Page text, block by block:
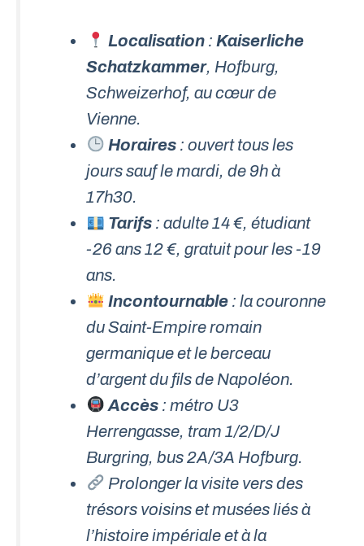
Localisation :Kaiserliche
Schatzkammer, Hofburg,
Schweizerhof, au cœur de
Vienne.
Horaires : ouvert tous les
jours sauf le mardi, de 9h à
17h30.
Tarifs : adulte 14 €, étudiant
-26 ans 12 €, gratuit pour les -19
ans.
Incontournable : la couronne
du Saint-Empire romain
germanique et le berceau
d’argent du fils de Napoléon.
Accès : métro U3
Herrengasse, tram 1/2/D/J
Burgring, bus 2A/3A Hofburg.
Prolonger la visite vers des
trésors voisins et musées liés à
l’histoire impériale et à la